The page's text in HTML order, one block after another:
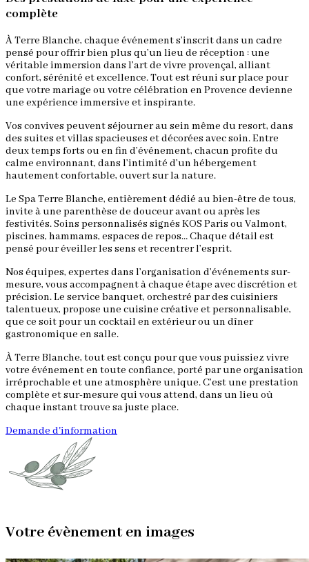
complète
À Terre Blanche, chaque événement s’inscrit dans un cadre
pensé pour offrir bien plus qu’un lieu de réception : une
véritable immersion dans l’art de vivre provençal, alliant
confort, sérénité et excellence. Tout est réuni sur place pour
que votre mariage ou votre célébration en Provence devienne
une expérience immersive et inspirante.
Vos convives peuvent séjourner au sein même du resort, dans
des suites et villas spacieuses et décorées avec soin. Entre
deux temps forts ou en fin d’événement, chacun profite du
calme environnant, dans l’intimité d’un hébergement
hautement confortable, ouvert sur la nature.
Le Spa Terre Blanche, entièrement dédié au bien-être de tous,
invite à une parenthèse de douceur avant ou après les
festivités. Soins personnalisés signés KOS Paris ou Valmont,
piscines, hammams, espaces de repos… Chaque détail est
pensé pour éveiller les sens et recentrer l’esprit.
Nos équipes, expertes dans l’organisation d’événements sur-
mesure, vous accompagnent à chaque étape avec discrétion et
précision. Le service banquet, orchestré par des cuisiniers
talentueux, propose une cuisine créative et personnalisable,
que ce soit pour un cocktail en extérieur ou un dîner
gastronomique en salle.
À Terre Blanche, tout est conçu pour que vous puissiez vivre
votre événement en toute confiance, porté par une organisation
irréprochable et une atmosphère unique. C’est une prestation
complète et sur-mesure qui vous attend, dans un lieu où
chaque instant trouve sa juste place.
Demande d'information
Votre évènement en images